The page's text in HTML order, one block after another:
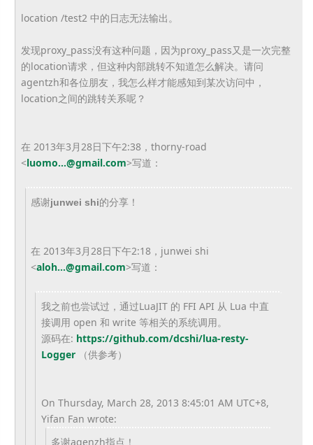
location /test2 中的日志无法输出。
发现proxy_pass没有这种问题，因为proxy_pass又是一次完整
的location请求，但这种内部跳转不知道怎么解决。请问
agentzh和各位朋友，我怎么样才能感知到某次访问中，
location之间的跳转关系呢？
在 2013年3月28日下午2:38，thorny-road
<luomo...@gmail.com>写道：
感谢junwei shi的分享！
在 2013年3月28日下午2:18，junwei shi
<aloh...@gmail.com>写道：
我之前也尝试过，通过LuaJIT 的 FFI API 从 Lua 中直
接调用 open 和 write 等相关的系统调用。
源码在: https://github.com/dcshi/lua-resty-
Logger（供参考）
On Thursday, March 28, 2013 8:45:01 AM UTC+8,
Yifan Fan wrote:
多谢agenzh指点！